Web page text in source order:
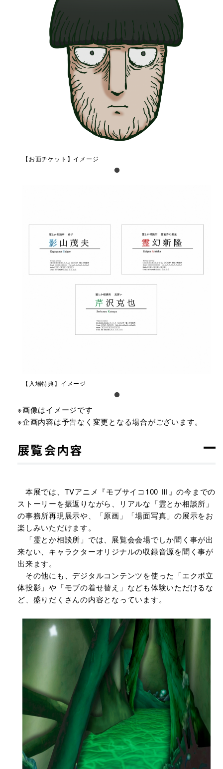
【お面チケット】イメージ
【入場特典】イメージ
※画像はイメージです
※企画内容は予告なく変更となる場合がございます。
展覧会内容
本展では、TVアニメ『モブサイコ100 Ⅲ』の今までの
ストーリーを振返りながら、リアルな「霊とか相談所」
の事務所再現展示や、「原画」「場面写真」の展示をお
楽しみいただけます。
「霊とか相談所」では、展覧会会場でしか聞く事が出
来ない、キャラクターオリジナルの収録音源を聞く事が
出来ます。
その他にも、デジタルコンテンツを使った「エクボ立
体投影」や「モブの着せ替え」なども体験いただけるな
ど、盛りだくさんの内容となっています。